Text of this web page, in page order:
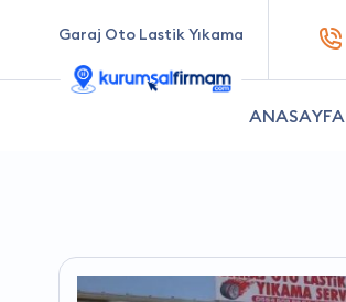
Garaj Oto Lastik Yıkama
ANASAYFA